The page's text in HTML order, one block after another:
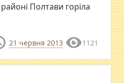
Полтави горіла
21 червня 2013 1121